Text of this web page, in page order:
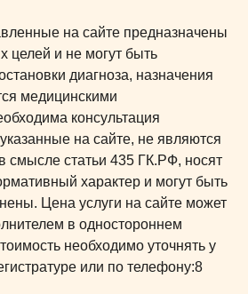
на сайте предназначены
целей и не могут быть
диагноза, назначения
медицинскими
консультация
на сайте, не являются
смысле статьи 435 ГК.РФ, носят
характер и могут быть
Цена услуги на сайте может
в одностороннем
необходимо уточнять у
или по телефону:8